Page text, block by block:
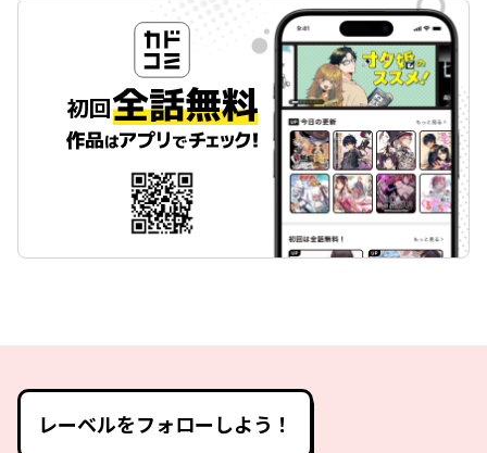
レーベルをフォローしよう！